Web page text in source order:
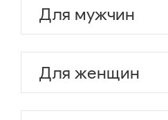
Для мужчин
Для женщин